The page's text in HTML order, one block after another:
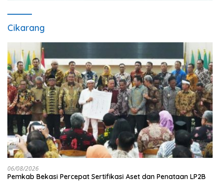
Cikarang
06/08/2026
Pemkab Bekasi Percepat Sertifikasi Aset dan Penataan LP2B